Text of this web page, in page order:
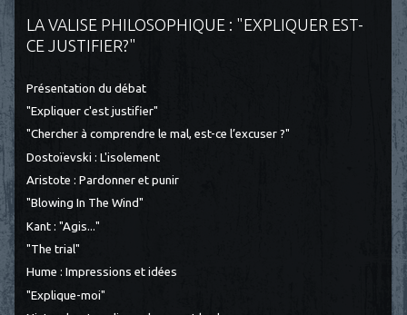
LA VALISE PHILOSOPHIQUE : "EXPLIQUER EST-
CE JUSTIFIER?"
Présentation du débat
"Expliquer c'est justifier"
"Chercher à comprendre le mal, est-ce l’excuser ?"
Dostoïevski : L'isolement
Aristote : Pardonner et punir
"Blowing In The Wind"
Kant : "Agis..."
"The trial"
Hume : Impressions et idées
"Explique-moi"